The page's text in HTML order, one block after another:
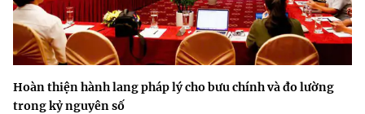
Hoàn thiện hành lang pháp lý cho bưu chính và đo lường
trong kỷ nguyên số